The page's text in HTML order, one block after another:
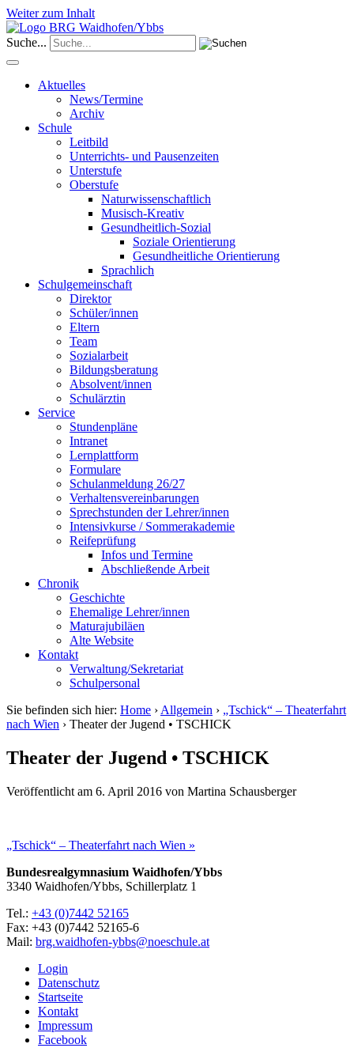
Weiter zum Inhalt
Suche...
Aktuelles
News/Termine
Archiv
Schule
Leitbild
Unterrichts- und Pausenzeiten
Unterstufe
Oberstufe
Naturwissenschaftlich
Musisch-Kreativ
Gesundheitlich-Sozial
Soziale Orientierung
Gesundheitliche Orientierung
Sprachlich
Schulgemeinschaft
Direktor
Schüler/innen
Eltern
Team
Sozialarbeit
Bildungsberatung
Absolvent/innen
Schulärztin
Service
Stundenpläne
Intranet
Lernplattform
Formulare
Schulanmeldung 26/27
Verhaltensvereinbarungen
Sprechstunden der Lehrer/innen
Intensivkurse / Sommerakademie
Reifeprüfung
Infos und Termine
Abschließende Arbeit
Chronik
Geschichte
Ehemalige Lehrer/innen
Maturajubiläen
Alte Website
Kontakt
Verwaltung/Sekretariat
Schulpersonal
Sie befinden sich hier: Home › Allgemein › „Tschick“ – Theaterfahrt
nach Wien › Theater der Jugend • TSCHICK
Theater der Jugend • TSCHICK
Veröffentlicht am 6. April 2016 von Martina Schausberger
„Tschick“ – Theaterfahrt nach Wien »
Bundesrealgymnasium Waidhofen/Ybbs
3340 Waidhofen/Ybbs, Schillerplatz 1
Tel.: +43 (0)7442 52165
Fax: +43 (0)7442 52165-6
Mail: brg.waidhofen-ybbs@noeschule.at
Login
Datenschutz
Startseite
Kontakt
Impressum
Facebook